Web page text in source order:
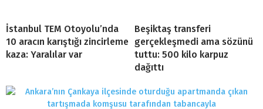
İstanbul TEM Otoyolu’nda
10 aracın karıştığı zincirleme
kaza: Yaralılar var
Beşiktaş transferi
gerçekleşmedi ama sözünü
tuttu: 500 kilo karpuz
dağıttı